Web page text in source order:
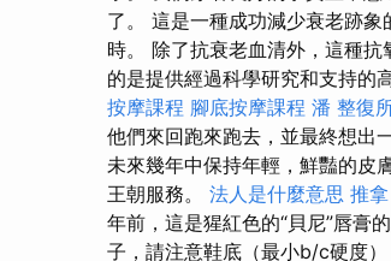
了。 這是一種成功減少衰老跡
時。 除了抗衰老血清外，這種
的是提供經過科學研究和支持的
按摩課程 腳底按摩課程 潘 整復
他們來回跑來跑去，並最終想出
未來幾年中保持年輕，鮮豔的皮
王朝服務。 法人是什麼意思 推拿
年前，這是猩紅色的“貝尼”唇膏
子，請注意鞋底（最小b/c硬度